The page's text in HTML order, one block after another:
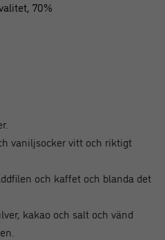
70%
vaniljsocker vitt och riktigt
och kaffet och blanda det
kakao och salt och vänd